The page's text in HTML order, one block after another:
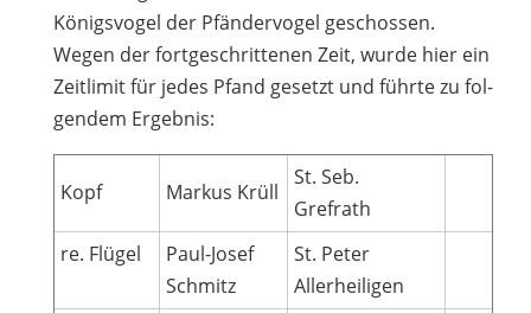
Königs­vo­gel der Pfän­der­vo­gel geschos­sen.
Wegen der fort­ge­schrit­te­nen Zeit, wurde hier ein
Zeit­li­mit für jedes Pfand gesetzt und führte zu fol­
gen­dem Ergebnis:
Kopf Mar­kus Krüll
St. Seb.
Grefrath
re. Flü­gel
Paul-Josef
Schmitz
St. Peter
Allerheiligen